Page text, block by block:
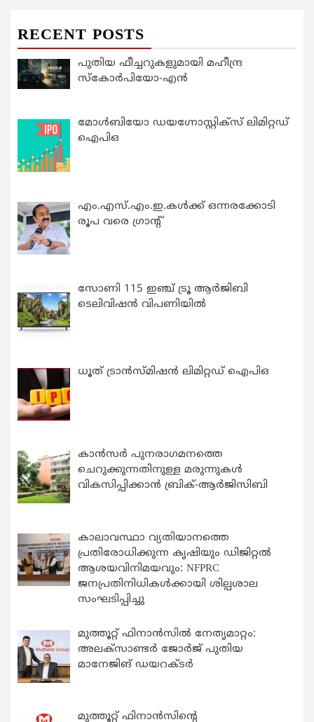
RECENT POSTS
പുതിയ ഫീച്ചറുകളുമായി മഹീന്ദ്ര
സ്കോർപിയോ-എൻ
മോൾബിയോ ഡയഗ്നോസ്റ്റിക്സ് ലിമിറ്റഡ്
ഐപിഒ
എം.എസ്.എം.ഇ.കൾക്ക് ഒന്നരക്കോടി
രൂപ വരെ ഗ്രാന്റ്
സോണി 115 ഇഞ്ച് ട്രൂ ആർജിബി
ടെലിവിഷൻ വിപണിയിൽ
ധൂത് ട്രാൻസ്മിഷൻ ലിമിറ്റഡ് ഐപിഒ
കാന്‍സര്‍ പുനരാഗമനത്തെ
ചെറുക്കുന്നതിനുള്ള മരുന്നുകള്‍
വികസിപ്പിക്കാന്‍ ബ്രിക്-ആര്‍ജിസിബി
കാലാവസ്ഥാ വ്യതിയാനത്തെ
പ്രതിരോധിക്കുന്ന കൃഷിയും ഡിജിറ്റൽ
ആശയവിനിമയവും: NFPRC
ജനപ്രതിനിധികൾക്കായി ശില്പശാല
സംഘടിപ്പിച്ചു
മുത്തൂറ്റ് ഫിനാൻസിൽ നേതൃമാറ്റം:
അലക്സാണ്ടർ ജോർജ് പുതിയ
മാനേജിങ് ഡയറക്ടർ
മുത്തൂറ്റ് ഫിനാൻസിന്റെ